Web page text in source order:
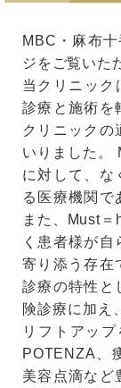
MBC・麻布
ジをご覧いた
当クリニック
診療と施術を
クリニックの
いりました。
に対して、な
る医療機関で
また、Must
く患者様が
寄り添う存在
診療の特性と
険診療に加え
リフトアッ
POTENZA、
美容点滴など